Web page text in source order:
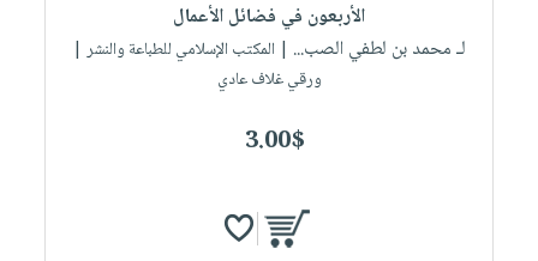
الأربعون في فضائل الأعمال
لـ محمد بن لطفي الصب... | المكتب الإسلامي للطباعة والنشر |
ورقي غلاف عادي
3.00$